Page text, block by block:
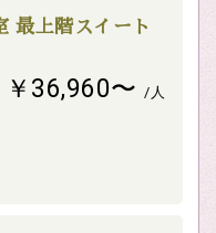
最上階スイート
￥36,960〜 /人